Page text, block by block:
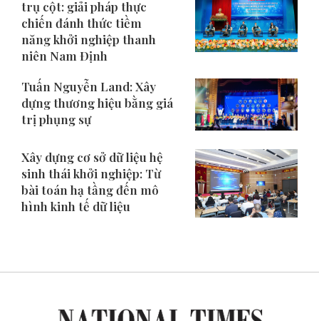
trụ cột: giải pháp thực
chiến đánh thức tiềm
năng khởi nghiệp thanh
niên Nam Định
Tuấn Nguyễn Land: Xây
dựng thương hiệu bằng giá
trị phụng sự
Xây dựng cơ sở dữ liệu hệ
sinh thái khởi nghiệp: Từ
bài toán hạ tầng đến mô
hình kinh tế dữ liệu